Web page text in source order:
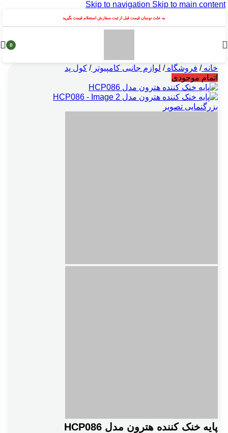
Skip to navigation Skip to main content
به علت نوسان قیمت قبل از ثبت سفارش استعلام قیمت بگیرید
0
خانه/ فروشگاه/ لوازم جانبی کامپیوتر/ کول پد
اتمام موجودی
بزرگنمایی تصویر
پایه خنک کننده هترون مدل HCP086